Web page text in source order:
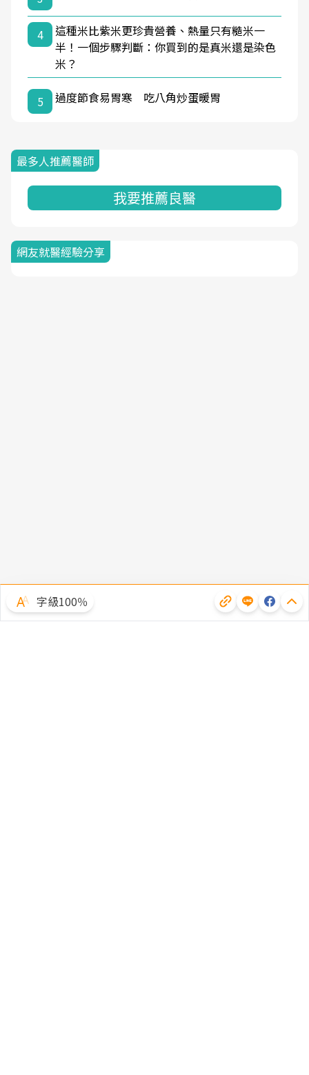
4
這種米比紫米更珍貴營養、熱量只有糙米一
半！一個步驟判斷：你買到的是真米還是染色
米？
5 過度節食易胃寒 吃八角炒蛋暖胃
最多人推薦醫師
我要推薦良醫
網友就醫經驗分享
字級100％